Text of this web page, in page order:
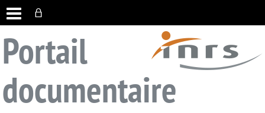
Portail
documentaire